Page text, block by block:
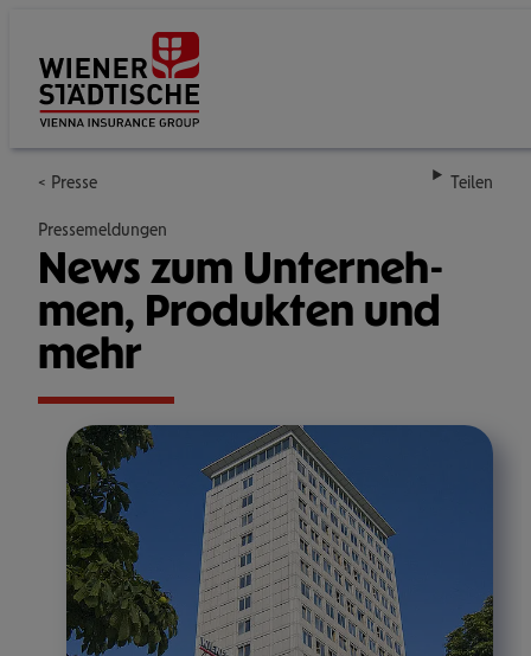
Presse Teilen
Pressemeldungen
News zum Unter­neh­
men, Pro­duk­ten und
mehr